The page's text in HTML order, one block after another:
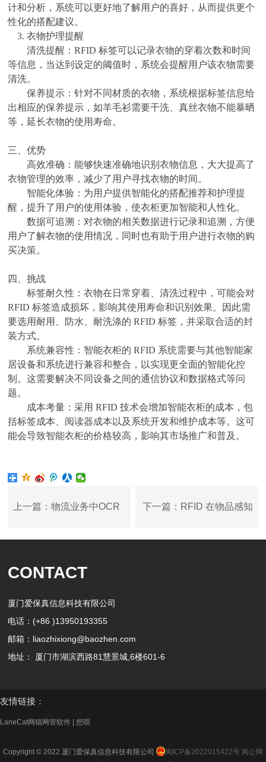
计和分析，系统可以更好地了解用户的喜好，从而提供更个
性化的搭配建议。
3.衣物护理提醒
清洗提醒：RFID 标签可以记录衣物的穿着次数和时间
等信息，当达到设定的阈值时，系统会提醒用户该衣物需要
清洗。
保养提示：针对不同材质的衣物，系统根据标签信息给
出相应的保养提示，如羊毛衫需要干洗、真丝衣物不能暴晒
等，延长衣物的使用寿命。
三、优势
高效准确：能够快速准确地识别衣物信息，大大提高了
衣物管理的效率，减少了用户寻找衣物的时间。
智能化体验：为用户提供智能化的搭配推荐和护理提
醒，提升了用户的使用体验，使衣柜更加智能和人性化。
数据可追溯：对衣物的相关数据进行记录和追溯，方便
用户了解衣物的使用情况，同时也有助于用户进行衣物的购
买决策。
四、挑战
标签耐久性：衣物在日常穿着、清洗过程中，可能会对
RFID 标签造成损坏，影响其使用寿命和识别效果。因此需
要选用耐用、防水、耐洗涤的 RFID 标签，并采取合适的封
装方式。
系统兼容性：智能衣柜的 RFID 系统需要与其他智能家
居设备和系统进行兼容和整合，以实现更全面的智能化控
制。这需要解决不同设备之间的通信协议和数据格式等问
题。
成本考量：采用 RFID 技术会增加智能衣柜的成本，包
括标签成本、阅读器成本以及系统开发和维护成本等。这可
能会导致智能衣柜的价格较高，影响其市场推广和普及。
上一篇：物流业务中OCR 下一篇：RFID 在物品感知
CONTACT
厦门爱保真信息科技有限公司
电话：(+86 )13950193355
邮箱：liaozhixiong@baozhen.com
地址： 厦门市湖滨西路81慧景城,6楼601-6
友情链接：
LaneCat网猫网管软件 想呗
Copyright © 2022.厦门爱保真信息科技有限公司 闽ICP备2022015422号 闽公网